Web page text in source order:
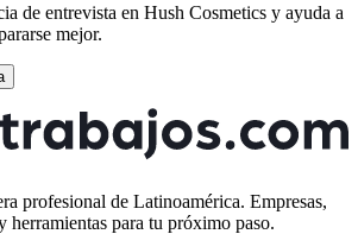
de entrevista en Hush Cosmetics y ayuda a
mejor.
profesional de Latinoamérica. Empresas,
herramientas para tu próximo paso.